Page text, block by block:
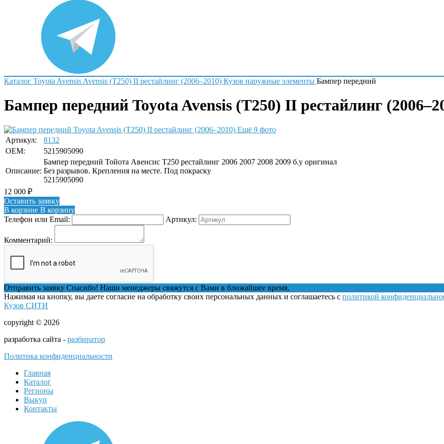
Каталог Toyota Avensis Avensis (T250) II рестайлинг (2006–2010) Кузов наружные элементы Бампер передний
Бампер передний Toyota Avensis (T250) II рестайлинг
Ещё 9 фото
Артикул:
8132
OEM:
5215905090
Описание:
Бампер передний Тойота Авенсис Т250 рестайлинг 2006 2007 2008 2009 б.у оригинал
Без разрывов. Крепления на месте. Под покраску
5215905090
12 000 ₽
Оставить заявку
В корзине В корзину
Телефон или Email:
Артикул:
Комментарий:
Отправить заявку Спасибо! Наши менеджеры свяжутся с Вами в ближайшее время.
Нажимая на кнопку, вы даете согласие на обработку своих персональных данных и соглашаетесь с политикой
Кузов СИТИ
copyright © 2026
разработка сайта - разбиратор
Политика конфиденциальности
Главная
Каталог
Регионы
Выкуп
Контакты